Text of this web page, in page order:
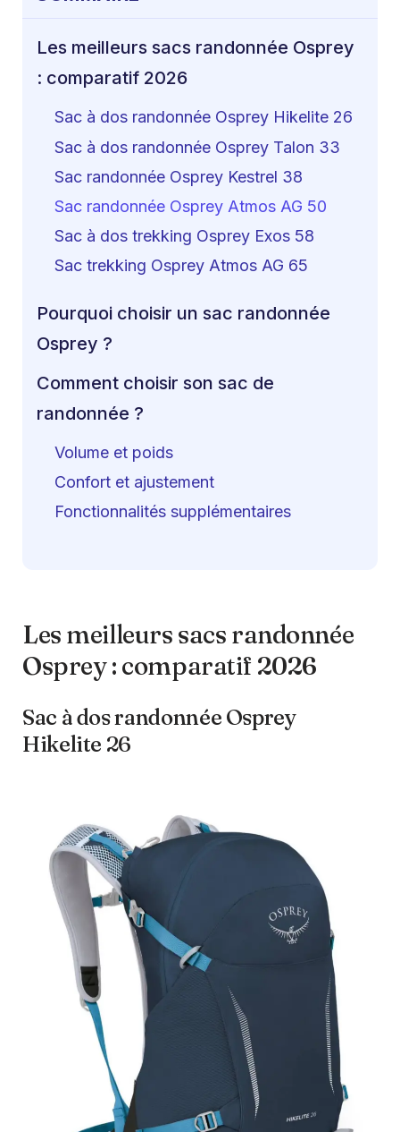
Les meilleurs sacs randonnée Osprey
: comparatif 2026
Sac à dos randonnée Osprey Hikelite 26
Sac à dos randonnée Osprey Talon 33
Sac randonnée Osprey Kestrel 38
Sac randonnée Osprey Atmos AG 50
Sac à dos trekking Osprey Exos 58
Sac trekking Osprey Atmos AG 65
Pourquoi choisir un sac randonnée
Osprey ?
Comment choisir son sac de
randonnée ?
Volume et poids
Confort et ajustement
Fonctionnalités supplémentaires
Les meilleurs sacs randonnée
Osprey : comparatif 2026
Sac à dos randonnée Osprey
Hikelite 26